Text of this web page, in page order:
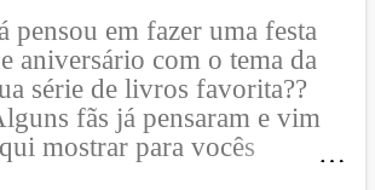
~ Facebook ~
~ GooglePlus ~
~ Skoo b
pensou em fazer uma festa
aniversário com o tema da
série de livros favorita??
fãs já pensaram e vim
mostrar para vocês